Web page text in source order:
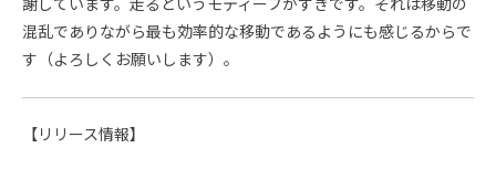
謝しています。走るというモティーフがすきです。それは移動の
混乱でありながら最も効率的な移動であるようにも感じるからで
す（よろしくお願いします）。
【リリース情報】